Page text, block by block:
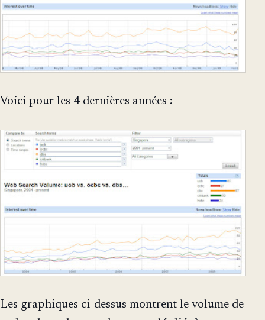
Voici pour les 4 dernières années :
Les graphiques ci-dessus montrent le volume de